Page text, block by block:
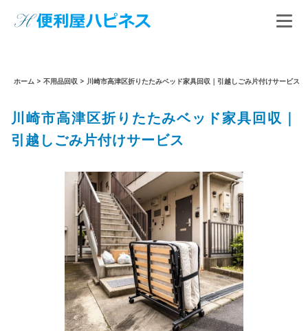
ホーム > 不用品回収 > 川崎市高津区折りたたみベッド家具回収｜引越しごみ片付けサービス
川崎市高津区折りたたみベッド家具回収｜
引越しごみ片付けサービス